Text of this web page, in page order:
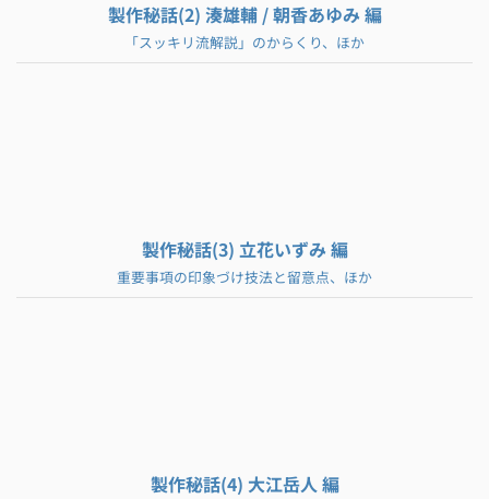
製作秘話(2) 湊雄輔 / 朝香あゆみ 編
「スッキリ流解説」のからくり、ほか
製作秘話(3) 立花いずみ 編
重要事項の印象づけ技法と留意点、ほか
製作秘話(4) 大江岳人 編